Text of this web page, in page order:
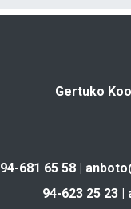
Gertuko
94-681 65 58 |
94-623 25 23 |